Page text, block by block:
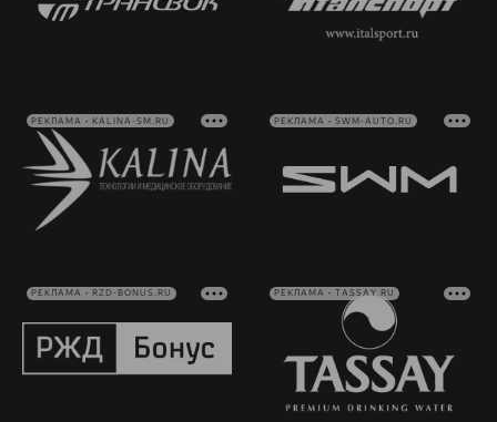
РЕКЛАМА • KALINA-SM.RU РЕКЛАМА • SWM-AUTO.RU
РЕКЛАМА • RZD-BONUS.RU РЕКЛАМА • TASSAY.RU